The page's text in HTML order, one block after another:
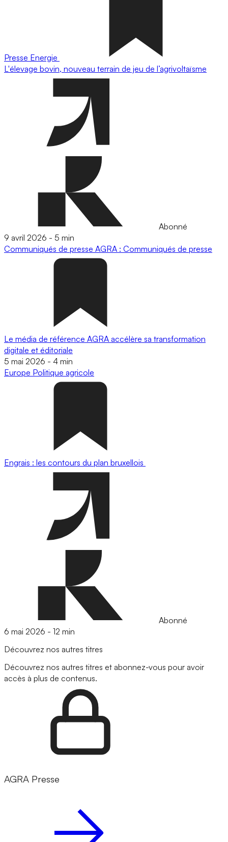
Presse Energie
L'élevage bovin, nouveau terrain de jeu de l’agrivoltaïsme
Abonné
9 avril 2026 - 5 min
Communiqués de presse AGRA : Communiqués de presse
Le média de référence AGRA accélère sa transformation
digitale et éditoriale
5 mai 2026 - 4 min
Europe Politique agricole
Engrais : les contours du plan bruxellois
Abonné
6 mai 2026 - 12 min
Découvrez nos autres titres
Découvrez nos autres titres et abonnez-vous pour avoir
accès à plus de contenus.
AGRA Presse